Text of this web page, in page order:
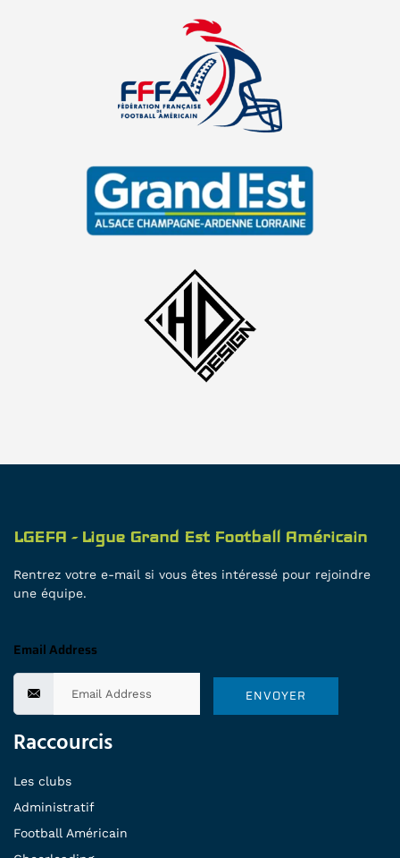
LGEFA - Ligue Grand Est Football Américain
Rentrez votre e-mail si vous êtes intéressé pour rejoindre
une équipe.
Email Address
ENVOYER
Raccourcis
Les clubs
Administratif
Football Américain